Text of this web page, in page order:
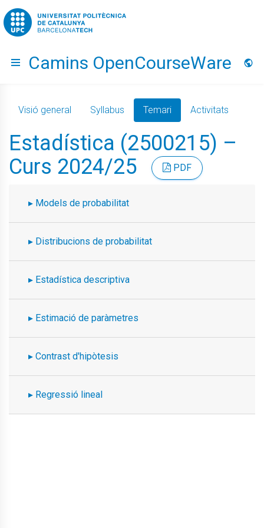
Go to upc.edu
Hide menu
Camins OpenCourseWare
Visió general Syllabus Temari Activitats
Estadística (2500215) –
Curs 2024/25
PDF
Models de probabilitat
Distribucions de probabilitat
Estadística descriptiva
Estimació de paràmetres
Contrast d'hipòtesis
Regressió lineal